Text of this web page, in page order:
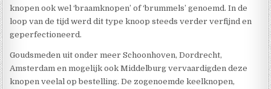
knopen ook wel ‘braamknopen’ of ‘brummels’ genoemd. In de
loop van de tijd werd dit type knoop steeds verder verfijnd en
geperfectioneerd.
Goudsmeden uit onder meer Schoonhoven, Dordrecht,
Amsterdam en mogelijk ook Middelburg vervaardigden deze
knopen veelal op bestelling. De zogenoemde keelknopen,